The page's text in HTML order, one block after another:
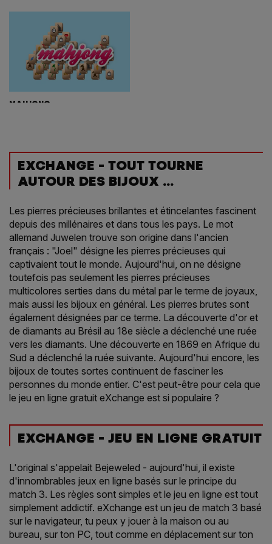
MAHJONG
EXCHANGE - TOUT TOURNE
AUTOUR DES BIJOUX ...
Les pierres précieuses brillantes et étincelantes fascinent
depuis des millénaires et dans tous les pays. Le mot
allemand Juwelen trouve son origine dans l'ancien
français : "Joel" désigne les pierres précieuses qui
captivaient tout le monde. Aujourd'hui, on ne désigne
toutefois pas seulement les pierres précieuses
multicolores serties dans du métal par le terme de joyaux,
mais aussi les bijoux en général. Les pierres brutes sont
également désignées par ce terme. La découverte d'or et
de diamants au Brésil au 18e siècle a déclenché une ruée
vers les diamants. Une découverte en 1869 en Afrique du
Sud a déclenché la ruée suivante. Aujourd'hui encore, les
bijoux de toutes sortes continuent de fasciner les
personnes du monde entier. C'est peut-être pour cela que
le jeu en ligne gratuit eXchange est si populaire ?
EXCHANGE - JEU EN LIGNE GRATUIT
L'original s'appelait Bejeweled - aujourd'hui, il existe
d'innombrables jeux en ligne basés sur le principe du
match 3. Les règles sont simples et le jeu en ligne est tout
simplement addictif. eXchange est un jeu de match 3 basé
sur le navigateur, tu peux y jouer à la maison ou au
bureau, sur ton PC, tout comme en déplacement sur ton